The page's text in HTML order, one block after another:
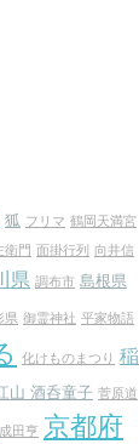
狐 フリマ 鶴岡天満宮
衛門 面掛行列 向井信
県 調布市 島根県
県 御霊神社 平家物語
化けものまつり 稲
山 酒呑童子 菅原道
成田亨 京都府